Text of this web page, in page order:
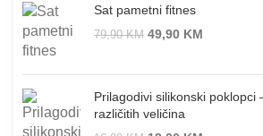
Sat pametni fitnes
79,90KM 49,90 KM
Prilagodivi silikonski poklopci
različitih veličina